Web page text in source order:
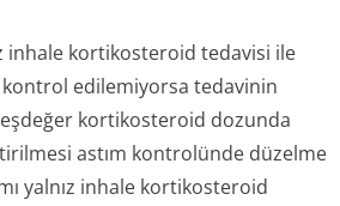
inhale kortikosteroid tedavisi ile
edilemiyorsa tedavinin
kortikosteroid dozunda
astım kontrolünde düzelme
yalnız inhale kortikosteroid